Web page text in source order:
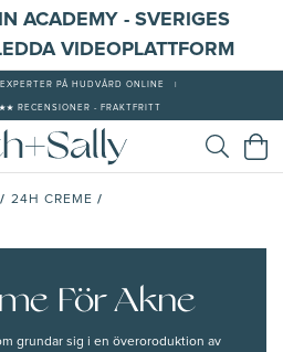
ACADEMY - SVERIGES
VIDEOPLATTFORM
PÅ HUDVÅRD ONLINE
RECENSIONER - FRAKTFRITT
/ 24H CREME /
För Akne
grundar sig i en överoroduktion av